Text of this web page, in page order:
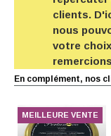
clients.
nous
votre
En complément, nos
MEILLEURE VENTE